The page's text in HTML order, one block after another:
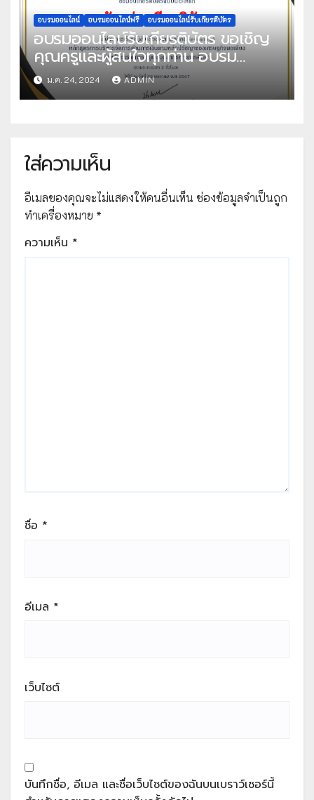
อบรมออนไลน์ อบรมออนไลน์ฟรี อบรมออนไลน์รับเกียรติบัตร
อบรมออนไลน์รับเกียรติบัตร ขอเชิญ
คุณครูและผู้สนใจทุกท่าน อบรม
ออนไลน์หลักสูตร e-Learning ของ
สำนักงาน ก.ค.ศ. หลักสูตร DPA และ
ม.ค. 24, 2024 ADMIN
ใส่ความเห็น
อีเมลของคุณจะไม่แสดงให้คนอื่นเห็น ช่องข้อมูลจำเป็นถูก
ทำเครื่องหมาย *
ความเห็น *
ชื่อ *
อีเมล *
เว็บไซต์
บันทึกชื่อ, อีเมล และชื่อเว็บไซต์ของฉันบนเบราว์เซอร์นี้